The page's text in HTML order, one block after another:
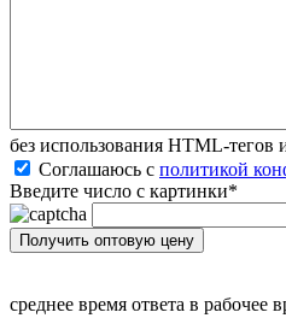
без иcпользования HTML-тегов
Соглашаюсь с политикой
Введите число с картинки*
среднее время ответа в рабочее